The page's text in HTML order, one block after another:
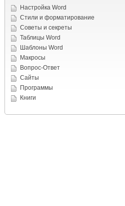
Настройка Word
Стили и форматирование
Советы и cекреты
Таблицы Word
Шаблоны Word
Макросы
Вопрос-Ответ
Сайты
Программы
Книги